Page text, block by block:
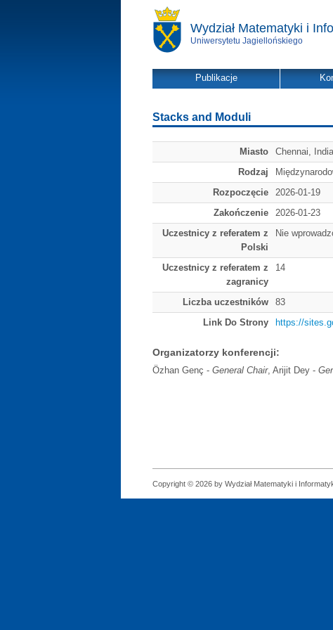
Wydział Matematyki i
Uniwersytetu Jagiellońskiego
Publikacje
Stacks and Moduli
Miasto
Chennai, India
Rodzaj
Rozpoczęcie
2026-01-19
Zakończenie
2026-01-23
Uczestnicy z referatem z
Polski
Nie
Uczestnicy z referatem z
zagranicy
14
Liczba uczestników
83
Link Do Strony
https://
Organizatorzy konferencji:
Özhan Genç - General Chair, Arijit Dey -
Copyright © 2026 by Wydział Matematyki i